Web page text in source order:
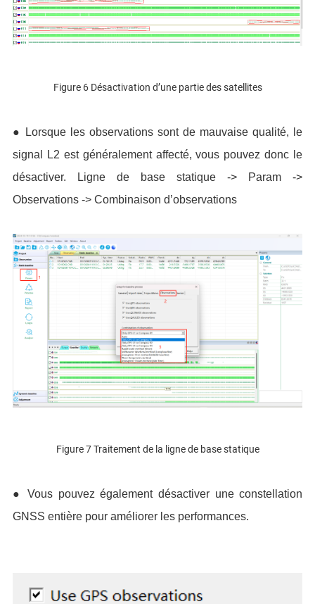
Figure 6 Désactivation d’une partie des satellites
●
Lorsque les observations sont de mauvaise qualité, le
signal L2 est généralement affecté, vous pouvez donc le
désactiver. Ligne de base statique -> Param ->
Observations -> Combinaison d’observations
Figure 7 Traitement de la ligne de base statique
●Vous pouvez également désactiver une constellation
GNSS entière pour améliorer les performances.